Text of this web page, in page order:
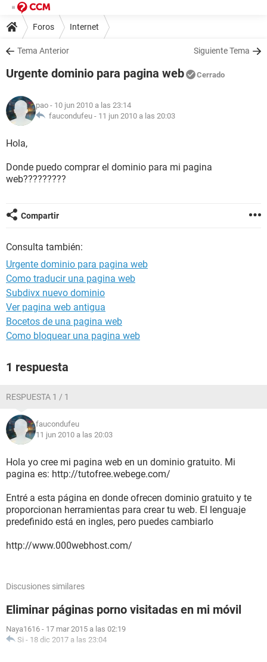
Foros Internet
Tema Anterior Siguiente Tema
Urgente dominio para pagina web Cerrado
pao - 10 jun 2010 a las 23:14
faucondufeu - 11 jun 2010 a las 20:03
Hola,
Donde puedo comprar el dominio para mi pagina
web?????????
Compartir
Consulta también:
Urgente dominio para pagina web
Como traducir una pagina web
Subdivx nuevo dominio
Ver pagina web antigua
Bocetos de una pagina web
Como bloquear una pagina web
1 respuesta
RESPUESTA 1 / 1
faucondufeu
11 jun 2010 a las 20:03
Hola yo cree mi pagina web en un dominio gratuito. Mi
pagina es: http://tutofree.webege.com/
Entré a esta página en donde ofrecen dominio gratuito y te
proporcionan herramientas para crear tu web. El lenguaje
predefinido está en ingles, pero puedes cambiarlo
http://www.000webhost.com/
Discusiones similares
Eliminar páginas porno visitadas en mi móvil
Naya1616 - 17 mar 2015 a las 02:19
Si - 18 dic 2017 a las 23:04